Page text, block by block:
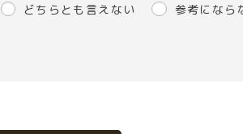
どちらとも言えない 参考になら